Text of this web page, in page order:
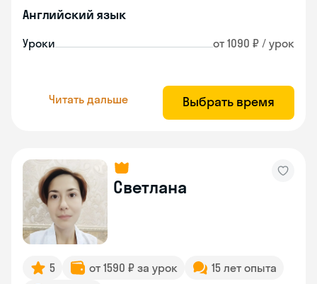
Английский язык
Уроки от 1090 ₽ / урок
Читать дальше Выбрать время
Светлана
5 от 1590 ₽ за урок
15 лет опыта